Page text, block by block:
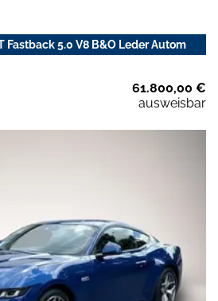
Fastback 5.0 V8 B&O Leder Autom
61.800,00 €
ausweisbar